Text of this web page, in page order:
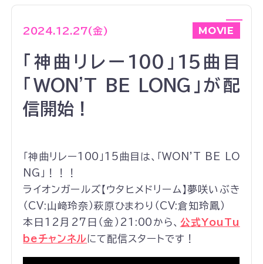
2024.12.27(金) MOVIE
「神曲リレー100」15曲目
「WON'T BE LONG」が配
信開始！
「神曲リレー100」15曲目は、「WON'T BE LO
NG」！！！
ライオンガールズ【ウタヒメドリーム】夢咲いぶき
（CV:山﨑玲奈）萩原ひまわり（CV:倉知玲鳳）
本日12月27日（金）21:00から、 公式YouTu
beチャンネルにて配信スタートです！